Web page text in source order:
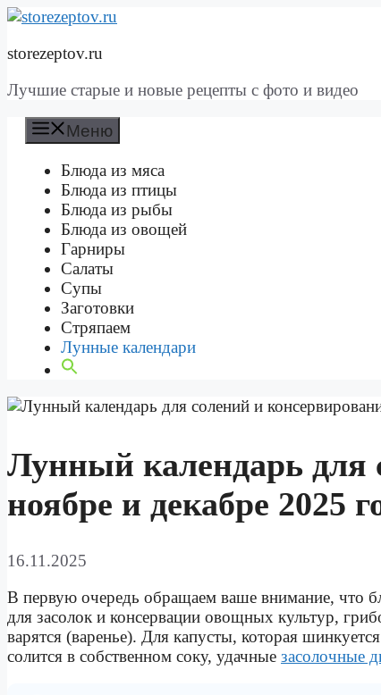
Перейти
содержимому
storezeptov.ru
Лучшие старые и новые рецепты с фото и видео
Меню
Блюда из мяса
Блюда из птицы
Блюда из рыбы
Блюда из овощей
Гарниры
Салаты
Супы
Заготовки
Стряпаем
Лунные календари
Лунный календарь для
ноябре и декабре 2025
16.11.2025
В первую очередь обращаем ваше внимание, что
для засолок и консервации овощных культур,
варятся (варенье). Для капусты, которая
солится в собственном соку, удачные засолочные